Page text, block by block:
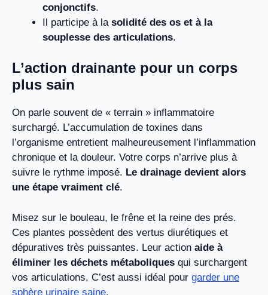
conjonctifs.
Il participe à la solidité des os et à la
souplesse des articulations.
L’action drainante pour un corps
plus sain
On parle souvent de « terrain » inflammatoire
surchargé. L’accumulation de toxines dans
l’organisme entretient malheureusement l’inflammation
chronique et la douleur. Votre corps n’arrive plus à
suivre le rythme imposé. Le drainage devient alors
une étape vraiment clé.
Misez sur le bouleau, le frêne et la reine des prés.
Ces plantes possèdent des vertus diurétiques et
dépuratives très puissantes. Leur action aide à
éliminer les déchets métaboliques qui surchargent
vos articulations. C’est aussi idéal pour garder une
sphère urinaire saine.